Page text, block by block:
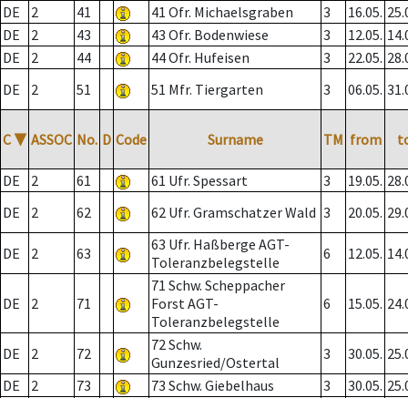
DE
2 41 41 Ofr. Michaelsgraben 3 16.05.
DE
2 43 43 Ofr. Bodenwiese 3 12.05.
DE
2 44 44 Ofr. Hufeisen 3 22.05.
DE
2 51 51 Mfr. Tiergarten 3 06.05.
C ▼ ASSOC No. D Code Surname TM from
DE 2 61 61 Ufr. Spessart 3 19.05.
DE
2 62 62 Ufr. Gramschatzer Wald 3 20.05.
DE 2 63
63 Ufr. Haßberge AGT-
Toleranzbelegstelle
6 12.05.
DE 2 71
71 Schw. Scheppacher
Forst AGT-
Toleranzbelegstelle
6 15.05.
DE 2 72
72 Schw.
Gunzesried/Ostertal
3 30.05.
DE
2 73 73 Schw. Giebelhaus 3 30.05.